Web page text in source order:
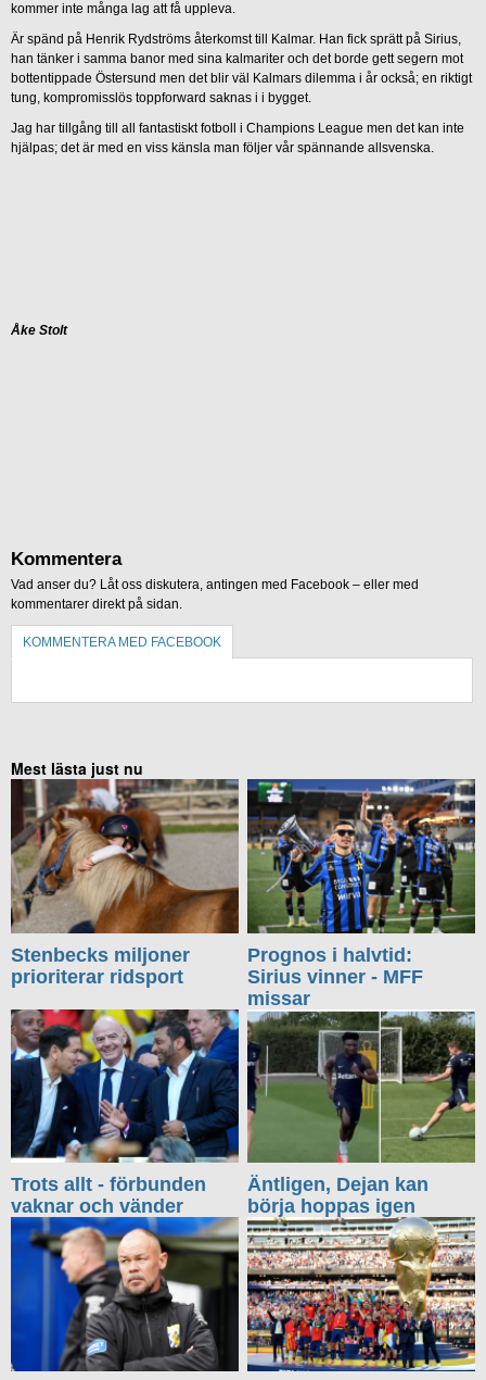
kommer inte många lag att få uppleva.
Är spänd på Henrik Rydströms återkomst till Kalmar. Han fick sprätt på Sirius,
han tänker i samma banor med sina kalmariter och det borde gett segern mot
bottentippade Östersund men det blir väl Kalmars dilemma i år också; en riktigt
tung, kompromisslös toppforward saknas i i bygget.
Jag har tillgång till all fantastiskt fotboll i Champions League men det kan inte
hjälpas; det är med en viss känsla man följer vår spännande allsvenska.
Åke Stolt
Kommentera
Vad anser du? Låt oss diskutera, antingen med Facebook – eller med
kommentarer direkt på sidan.
KOMMENTERA MED FACEBOOK
Mest lästa just nu
Stenbecks miljoner
prioriterar ridsport
Prognos i halvtid:
Sirius vinner - MFF
missar
Trots allt - förbunden
vaknar och vänder
Äntligen, Dejan kan
börja hoppas igen